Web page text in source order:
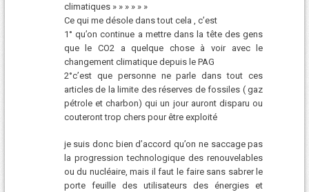
climatiques » » » » » »
Ce qui me désole dans tout cela , c’est
1° qu’on continue a mettre dans la tête des gens
que le CO2 a quelque chose à voir avec le
changement climatique depuis le PAG
2°c’est que personne ne parle dans tout ces
articles de la limite des réserves de fossiles ( gaz
pétrole et charbon) qui un jour auront disparu ou
couteront trop chers pour être exploité
je suis donc bien d’accord qu’on ne saccage pas
la progression technologique des renouvelables
ou du nucléaire, mais il faut le faire sans sabrer le
porte feuille des utilisateurs des énergies et